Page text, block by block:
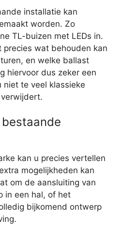
installatie kan
worden. Zo
TL-buizen met LEDs in.
precies wat behouden kan
en welke ballast
hiervoor dus zeker een
niet te veel klassieke
kan u precies vertellen
mogelijkheden kan
om de aansluiting van
in een hal, of het
bijkomend ontwerp